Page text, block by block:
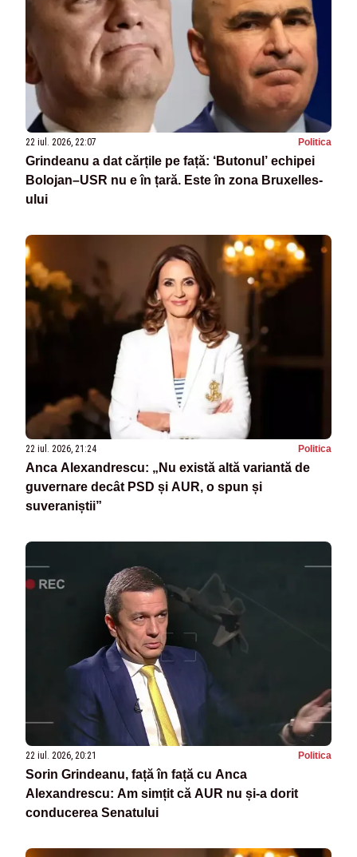
22 iul. 2026, 22:07 Politica
Grindeanu a dat cărțile pe față: ‘Butonul’ echipei
Bolojan–USR nu e în țară. Este în zona Bruxelles-
ului
22 iul. 2026, 21:24 Politica
Anca Alexandrescu: „Nu există altă variantă de
guvernare decât PSD și AUR, o spun și
suveraniștii”
22 iul. 2026, 20:21 Politica
Sorin Grindeanu, față în față cu Anca
Alexandrescu: Am simțit că AUR nu și-a dorit
conducerea Senatului